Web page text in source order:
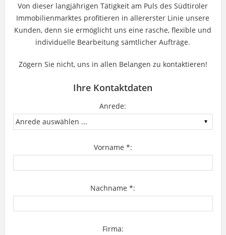
Von dieser langjährigen Tätigkeit am Puls des Südtiroler
Immobilienmarktes profitieren in allererster Linie unsere
Kunden, denn sie ermöglicht uns eine rasche, flexible und
individuelle Bearbeitung sämtlicher Aufträge.
Zögern Sie nicht, uns in allen Belangen zu kontaktieren!
Ihre Kontaktdaten
Anrede:
Vorname *:
Nachname *:
Firma: